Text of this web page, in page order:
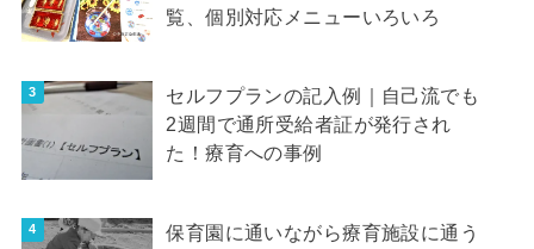
覧、個別対応メニューいろいろ
セルフプランの記入例｜自己流でも
2週間で通所受給者証が発行され
た！療育への事例
保育園に通いながら療育施設に通う